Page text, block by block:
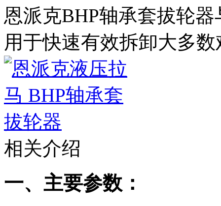
恩派克BHP轴承套拔轮
用于快速有效拆卸大多
相关介绍
一、主要参数：